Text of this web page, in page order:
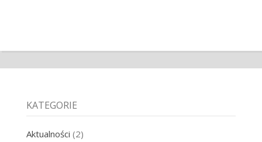
KATEGORIE
Aktualności (2)